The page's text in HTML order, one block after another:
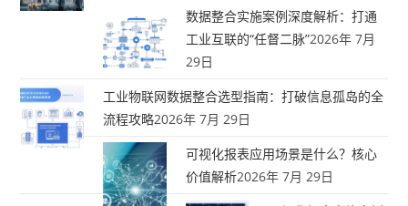
数据整合实施案例深度解析：打通
工业互联的“任督二脉”2026年 7月
29日
工业物联网数据整合选型指南：打破信息孤岛的全
流程攻略2026年 7月 29日
可视化报表应用场景是什么？核心
价值解析2026年 7月 29日